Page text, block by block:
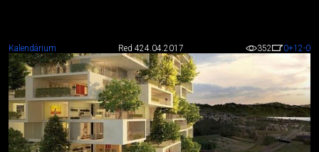
Kalendárium Red 424.04.2017 352 0+12-0